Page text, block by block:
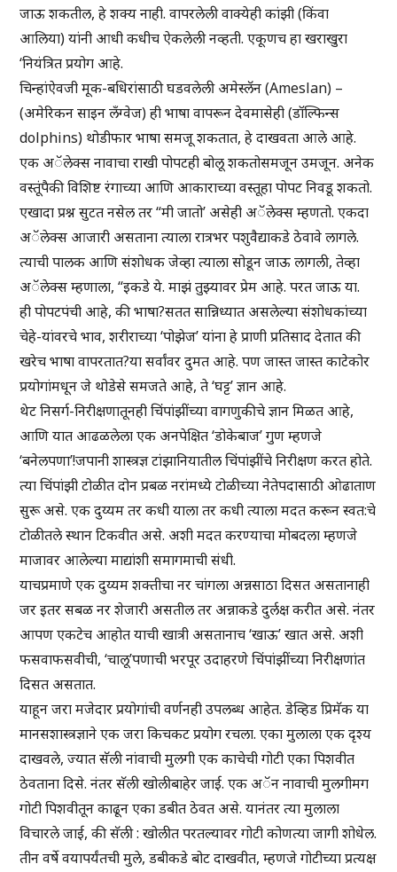
जाऊ शकतील, हे शक्य नाही. वापरलेली वाक्येही कांझी (किंवा
आलिया) यांनी आधी कधीच ऐकलेली नव्हती. एकूणच हा खराखुरा
‘नियंत्रित प्रयोग आहे.
चिन्हांऐवजी मूक-बधिरांसाठी घडवलेली अमेस्लॅन (Ameslan) –
(अमेरिकन साइन लँग्वेज) ही भाषा वापरून देवमासेही (डॉल्फिन्स
dolphins) थोडीफार भाषा समजू शकतात, हे दाखवता आले आहे.
एक अॅलेक्स नावाचा राखी पोपटही बोलू शकतोसमजून उमजून. अनेक
वस्तूंपैकी विशिष्ट रंगाच्या आणि आकाराच्या वस्तूहा पोपट निवडू शकतो.
एखादा प्रश्न सुटत नसेल तर “मी जातो’ असेही अॅलेक्स म्हणतो. एकदा
अॅलेक्स आजारी असताना त्याला रात्रभर पशुवैद्याकडे ठेवावे लागले.
त्याची पालक आणि संशोधक जेव्हा त्याला सोडून जाऊ लागली, तेव्हा
अॅलेक्स म्हणाला, “इकडे ये. माझं तुझ्यावर प्रेम आहे. परत जाऊ या.
ही पोपटपंची आहे, की भाषा?सतत सान्निध्यात असलेल्या संशोधकांच्या
चेहे-यांवरचे भाव, शरीराच्या ‘पोझेज’ यांना हे प्राणी प्रतिसाद देतात की
खरेच भाषा वापरतात?या सर्वांवर दुमत आहे. पण जास्त जास्त काटेकोर
प्रयोगांमधून जे थोडेसे समजते आहे, ते ‘घट्ट’ ज्ञान आहे.
थेट निसर्ग-निरीक्षणातूनही चिंपांझींच्या वागणुकीचे ज्ञान मिळत आहे,
आणि यात आढळलेला एक अनपेक्षित ‘डोकेबाज’ गुण म्हणजे
‘बनेलपणा’!जपानी शास्त्रज्ञ टांझानियातील चिंपांझींचे निरीक्षण करत होते.
त्या चिंपांझी टोळीत दोन प्रबळ नरांमध्ये टोळीच्या नेतेपदासाठी ओढाताण
सुरू असे. एक दुय्यम तर कधी याला तर कधी त्याला मदत करून स्वत:चे
टोळीतले स्थान टिकवीत असे. अशी मदत करण्याचा मोबदला म्हणजे
माजावर आलेल्या माद्यांशी समागमाची संधी.
याचप्रमाणे एक दुय्यम शक्तीचा नर चांगला अन्नसाठा दिसत असतानाही
जर इतर सबळ नर शेजारी असतील तर अन्नाकडे दुर्लक्ष करीत असे. नंतर
आपण एकटेच आहोत याची खात्री असतानाच ‘खाऊ’ खात असे. अशी
फसवाफसवीची, ‘चालू’पणाची भरपूर उदाहरणे चिंपांझींच्या निरीक्षणांत
दिसत असतात.
याहून जरा मजेदार प्रयोगांची वर्णनही उपलब्ध आहेत. डेव्हिड प्रिमॅक या
मानसशास्त्रज्ञाने एक जरा किचकट प्रयोग रचला. एका मुलाला एक दृश्य
दाखवले, ज्यात सॅली नांवाची मुलगी एक काचेची गोटी एका पिशवीत
ठेवताना दिसे. नंतर सॅली खोलीबाहेर जाई. एक अॅन नावाची मुलगीमग
गोटी पिशवीतून काढून एका डबीत ठेवत असे. यानंतर त्या मुलाला
विचारले जाई, की सॅली : खोलीत परतल्यावर गोटी कोणत्या जागी शोधेल.
तीन वर्षे वयापर्यंतची मुले, डबीकडे बोट दाखवीत, म्हणजे गोटीच्या प्रत्यक्ष